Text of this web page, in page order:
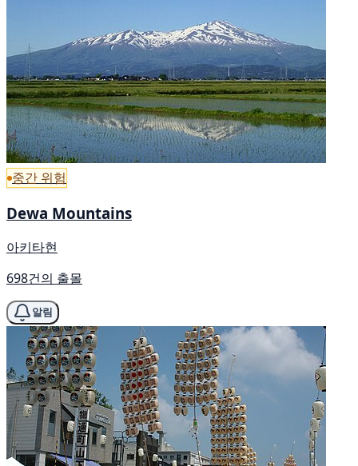
중간 위험
Dewa Mountains
아키타현
698건의 출몰
알림